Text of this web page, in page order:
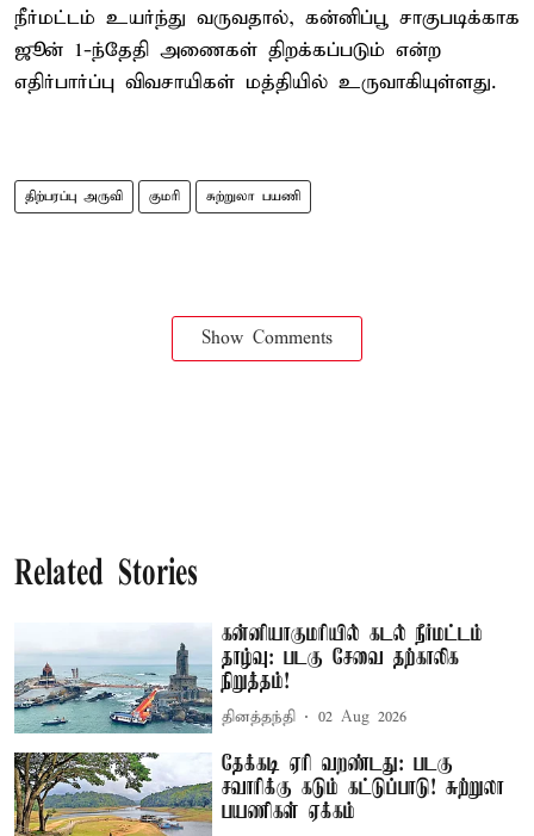
நீர்மட்டம் உயர்ந்து வருவதால், கன்னிப்பூ சாகுபடிக்காக
ஜூன் 1-ந்தேதி அணைகள் திறக்கப்படும் என்ற
எதிர்பார்ப்பு விவசாயிகள் மத்தியில் உருவாகியுள்ளது.
திற்பரப்பு அருவி குமரி சுற்றுலா பயணி
Show Comments
Related Stories
கன்னியாகுமரியில் கடல் நீர்மட்டம்
தாழ்வு: படகு சேவை தற்காலிக
நிறுத்தம்!
தினத்தந்தி 02 Aug 2026
தேக்கடி ஏரி வறண்டது: படகு
சவாரிக்கு கடும் கட்டுப்பாடு! சுற்றுலா
பயணிகள் ஏக்கம்